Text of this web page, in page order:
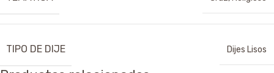
TIPO DE DIJE Dijes Lisos